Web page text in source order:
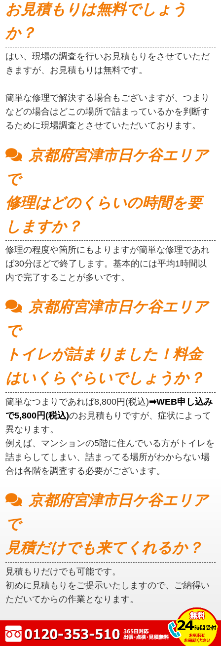
お見積もりは無料でしょう
か？
はい、現場の調査を行いお見積もりをさせていただ
きますが、お見積もりは無料です。
簡単な修理で解決する場合もございますが、つまり
などの場合はどこの場所で詰まっているかを判断す
るために現場調査とさせていただいております。
京都府宮津市日ケ谷エリア
で
修理はどのくらいの時間を要
しますか？
修理の程度や箇所にもよりますが簡単な修理であれ
ば30分ほどで終了します。基本的には平均1時間以
内で完了することが多いです。
京都府宮津市日ケ谷エリア
で
トイレが詰まりました！料金
はいくらぐらいでしょうか？
簡単なつまりであれば8,800円(税込)➡WEB申し込み
で5,800円(税込)のお見積もりですが、症状によって
異なります。
例えば、マンションの5階に住んでいる方がトイレを
詰まらしてしまい、詰まってる場所がわからない場
合は各階を調査する必要がございます。
京都府宮津市日ケ谷エリア
で
見積だけでも来てくれるか？
見積もりだけでも可能です。
初めに見積もりをご提示いたしますので、ご納得い
ただいてからの作業となります。
京都府宮津市日ケ谷エリア